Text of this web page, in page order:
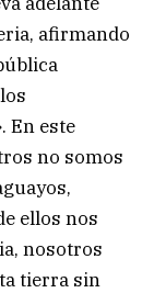
afirmando
En este
no somos
ellos nos
nosotros
tierra sin